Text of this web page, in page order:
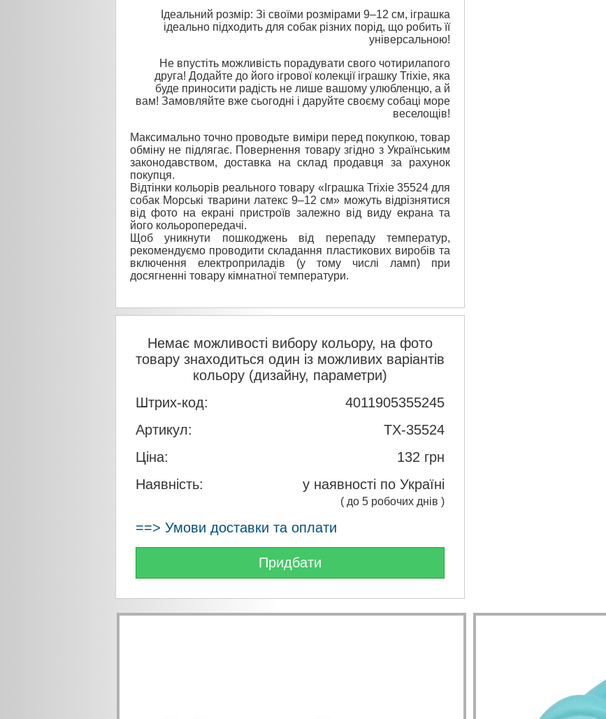
Ідеальний розмір: Зі своїми розмірами 9–12 см, іграшка
ідеально підходить для собак різних порід, що робить її
універсальною!
Не впустіть можливість порадувати свого чотирилапого
друга! Додайте до його ігрової колекції іграшку Trixie, яка
буде приносити радість не лише вашому улюбленцю, а й
вам! Замовляйте вже сьогодні і даруйте своєму собаці море
веселощів!
Максимально точно проводьте виміри перед покупкою, товар
обміну не підлягає. Повернення товару згідно з Українським
законодавством, доставка на склад продавця за рахунок
покупця.
Відтінки кольорів реального товару «Іграшка Trixie 35524 для
собак Морські тварини латекс 9–12 см» можуть відрізнятися
від фото на екрані пристроїв залежно від виду екрана та
його кольоропередачі.
Щоб уникнути пошкоджень від перепаду температур,
рекомендуємо проводити складання пластикових виробів та
включення електроприладів (у тому числі ламп) при
досягненні товару кімнатної температури.
Немає можливості вибору кольору, на фото
товару знаходиться один із можливих варіантів
кольору (дизайну, параметри)
Штрих-код:
4011905355245
Артикул:
TX-35524
Ціна:
132 грн
Наявність:
у наявності по Україні
( до 5 робочих днів )
==> Умови доставки та оплати
Придбати